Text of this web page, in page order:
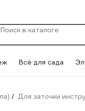
Всё для сада
/ Для заточки